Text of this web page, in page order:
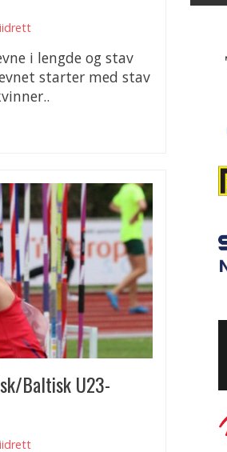
i lengde og stav
starter med stav
Baltisk U23-